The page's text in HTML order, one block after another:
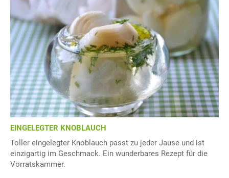
EINGELEGTER KNOBLAUCH
Toller eingelegter Knoblauch passt zu jeder Jause und ist
einzigartig im Geschmack. Ein wunderbares Rezept für die
Vorratskammer.